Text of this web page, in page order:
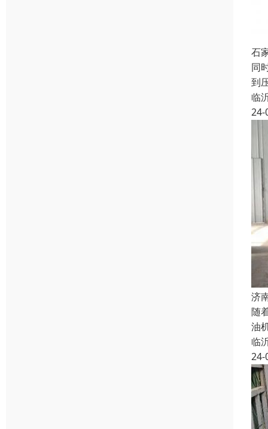
石
同
到
临
24-
济
随
油
临
24-